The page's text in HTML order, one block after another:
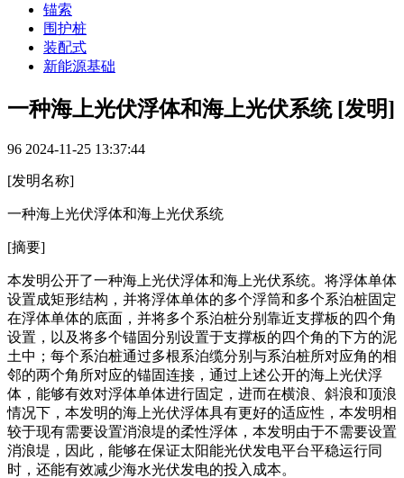
锚索
围护桩
装配式
新能源基础
一种海上光伏浮体和海上光伏系统 [发明]
96 2024-11-25 13:37:44
[发明名称]
一种海上光伏浮体和海上光伏系统
[摘要]
本发明公开了一种海上光伏浮体和海上光伏系统。将浮体单体
设置成矩形结构，并将浮体单体的多个浮筒和多个系泊桩固定
在浮体单体的底面，并将多个系泊桩分别靠近支撑板的四个角
设置，以及将多个锚固分别设置于支撑板的四个角的下方的泥
土中；每个系泊桩通过多根系泊缆分别与系泊桩所对应角的相
邻的两个角所对应的锚固连接，通过上述公开的海上光伏浮
体，能够有效对浮体单体进行固定，进而在横浪、斜浪和顶浪
情况下，本发明的海上光伏浮体具有更好的适应性，本发明相
较于现有需要设置消浪堤的柔性浮体，本发明由于不需要设置
消浪堤，因此，能够在保证太阳能光伏发电平台平稳运行同
时，还能有效减少海水光伏发电的投入成本。